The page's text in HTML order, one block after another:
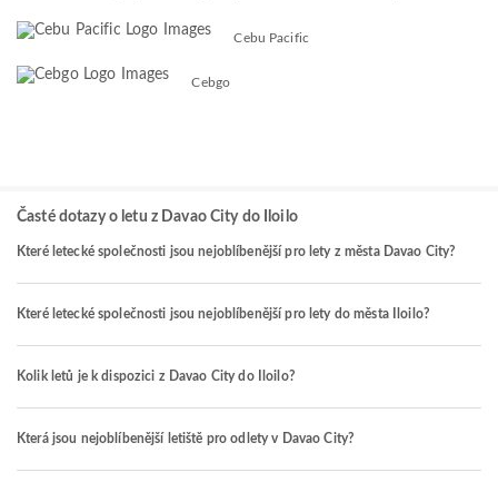
Cebu Pacific
Cebgo
Časté dotazy o letu z Davao City do Iloilo
Které letecké společnosti jsou nejoblíbenější pro lety z města Davao City?
Které letecké společnosti jsou nejoblíbenější pro lety do města Iloilo?
Kolik letů je k dispozici z Davao City do Iloilo?
Která jsou nejoblíbenější letiště pro odlety v Davao City?